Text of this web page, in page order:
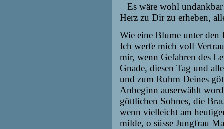
Es wäre wohl
Herz zu Dir zu erheben,
Wie eine Blume unter den
Ich werfe mich voll
mir, wenn Gefahren des
Gnade, diesen Tag und
und zum Ruhm Deines
Anbeginn auserwählt
göttlichen Sohnes, die
wenn vielleicht am
milde, o süsse Jungfrau